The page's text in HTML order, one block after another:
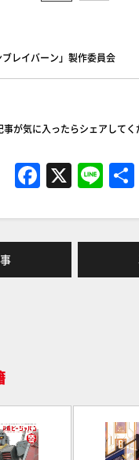
レイバーン」製作委員会
事が気に入ったらシェアしてく
F
c
e
b
X Li
e